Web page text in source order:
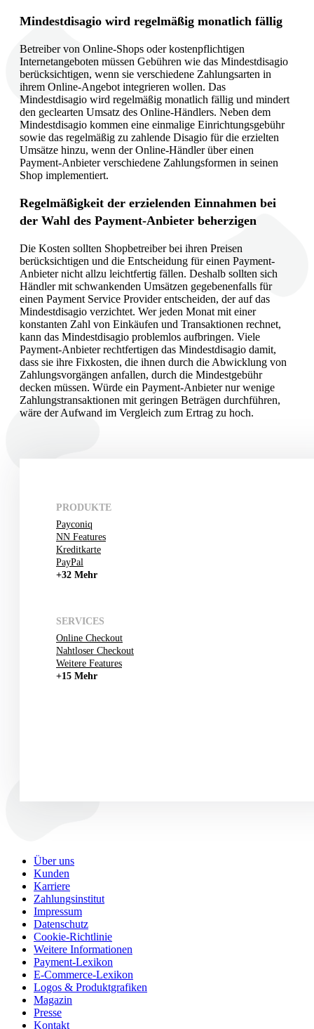
Mindestdisagio wird regelmäßig monatlich fällig
Betreiber von Online-Shops oder kostenpflichtigen
Internetangeboten müssen Gebühren wie das Mindestdisagio
berücksichtigen, wenn sie verschiedene Zahlungsarten in
ihrem Online-Angebot integrieren wollen. Das
Mindestdisagio wird regelmäßig monatlich fällig und mindert
den geclearten Umsatz des Online-Händlers. Neben dem
Mindestdisagio kommen eine einmalige Einrichtungsgebühr
sowie das regelmäßig zu zahlende Disagio für die erzielten
Umsätze hinzu, wenn der Online-Händler über einen
Payment-Anbieter verschiedene Zahlungsformen in seinen
Shop implementiert.
Regelmäßigkeit der erzielenden Einnahmen bei
der Wahl des Payment-Anbieter beherzigen
Die Kosten sollten Shopbetreiber bei ihren Preisen
berücksichtigen und die Entscheidung für einen Payment-
Anbieter nicht allzu leichtfertig fällen. Deshalb sollten sich
Händler mit schwankenden Umsätzen gegebenenfalls für
einen Payment Service Provider entscheiden, der auf das
Mindestdisagio verzichtet. Wer jeden Monat mit einer
konstanten Zahl von Einkäufen und Transaktionen rechnet,
kann das Mindestdisagio problemlos aufbringen. Viele
Payment-Anbieter rechtfertigen das Mindestdisagio damit,
dass sie ihre Fixkosten, die ihnen durch die Abwicklung von
Zahlungsvorgängen anfallen, durch die Mindestgebühr
decken müssen. Würde ein Payment-Anbieter nur wenige
Zahlungstransaktionen mit geringen Beträgen durchführen,
wäre der Aufwand im Vergleich zum Ertrag zu hoch.
PRODUKTE
Payconiq
NN Features
Kreditkarte
PayPal
+32 Mehr
SERVICES
Online Checkout
Nahtloser Checkout
Weitere Features
+15 Mehr
Über uns
Kunden
Karriere
Zahlungsinstitut
Impressum
Datenschutz
Cookie-Richtlinie
Weitere Informationen
Payment-Lexikon
E-Commerce-Lexikon
Logos & Produktgrafiken
Magazin
Presse
Kontakt